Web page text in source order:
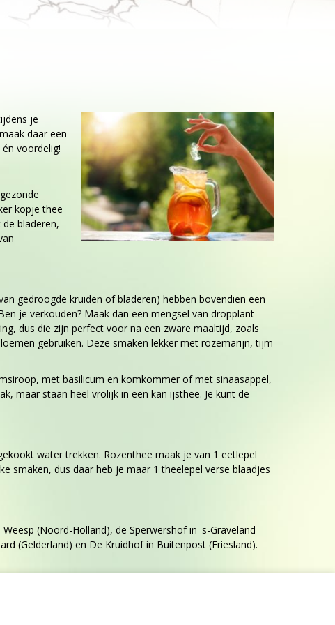
je
daar een
voordelig!
kopje thee
bladeren,
gedroogde kruiden of bladeren) hebben bovendien een
je verkouden? Maak dan een mengsel van dropplant
dus die zijn perfect voor na een zware maaltijd, zoals
gebruiken. Deze smaken lekker met rozemarijn, tijm
met basilicum en komkommer of met sinaasappel,
maar staan heel vrolijk in een kan ijsthee. Je kunt de
water trekken. Rozenthee maak je van 1 eetlepel
smaken, dus daar heb je maar 1 theelepel verse blaadjes
(Noord-Holland), de Sperwershof in 's-Graveland
(Gelderland) en De Kruidhof in Buitenpost (Friesland).